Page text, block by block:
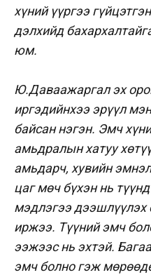
хүний үүргээ
дэлхийд
юм.
Ю.Даваажаргал эх
иргэдийнхээ эрүүл
байсан нэгэн. Эмч
амьдралын хатуу
амьдарч, хувийн
цаг мөч бүхэн нь
мэдлэгээ
иржээ. Түүний эмч
ээжээс нь эхтэй.
эмч болно гэж